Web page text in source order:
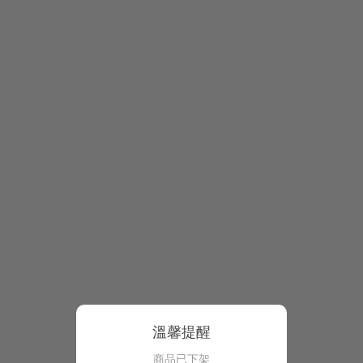
溫馨提醒
商品已下架